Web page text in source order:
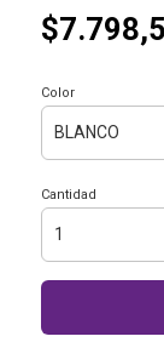
Color
Cantidad